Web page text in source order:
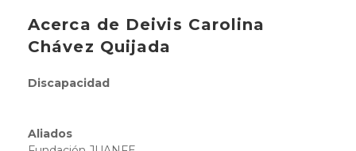
Acerca de Deivis Carolina
Chávez Quijada
Discapacidad
Aliados